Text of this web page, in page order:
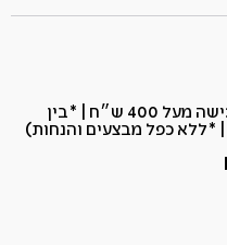
*משתתף במשלוח חינם (*ברכישה מעל 400 ש״ח​ | *בין
כפל מבצעים והנחות)